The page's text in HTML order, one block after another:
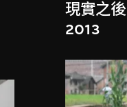
現實之後
2013